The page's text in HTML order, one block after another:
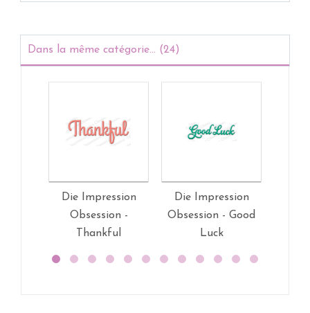
Dans la même catégorie... (24)
Die Impression
Obsession -
Thankful
Die Impression
Obsession - Good
Luck